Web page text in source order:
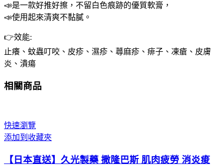
模
範
堂
膏
數
量
📣是一款好推好擦，不留白色痕跡的優質軟膏，
📣使用起來清爽不黏膩。
👉效能:
止癢、蚊蟲叮咬、皮疹、濕疹、蕁麻疹、痱子、凍瘡、皮膚
炎、潰瘍
相關商品
快速瀏覽
添加到收藏夾
【日本直送】久光製藥 撒隆巴斯 肌肉疲勞 消炎痠